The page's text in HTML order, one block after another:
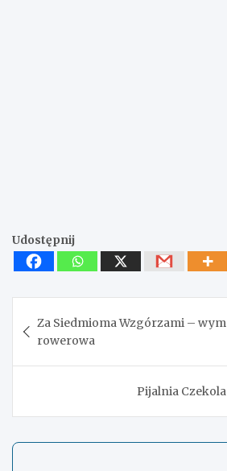
Udostępnij
wpisu
Za Siedmioma Wzgórzami –
rowerowa
Pijalnia